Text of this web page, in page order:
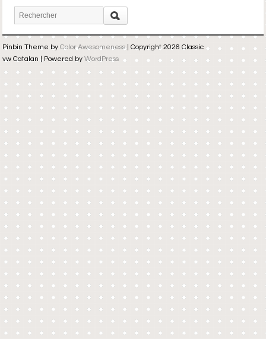
Pinbin Theme by Color Awesomeness| Copyright 2026 Classic
vw Catalan | Powered by WordPress